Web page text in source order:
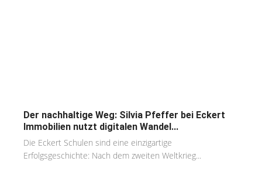
Der nachhaltige Weg: Silvia Pfeffer bei Eckert
Immobilien nutzt digitalen Wandel...
Die Eckert Schulen sind eine einzigartige
Erfolgsgeschichte: Nach dem zweiten Weltkrieg...